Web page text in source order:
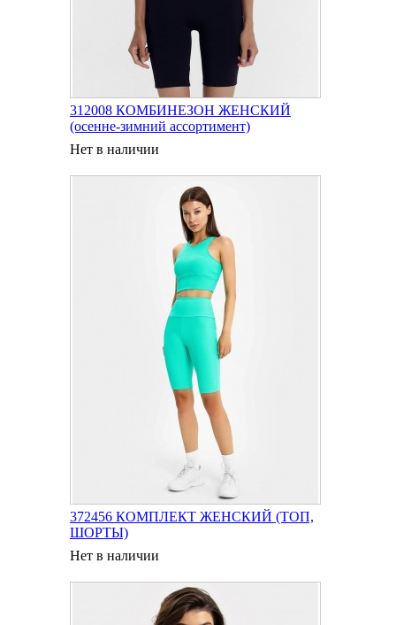
312008 КОМБИНЕЗОН ЖЕНСКИЙ
(осенне-зимний ассортимент)
Нет в наличии
372456 КОМПЛЕКТ ЖЕНСКИЙ (ТОП,
ШОРТЫ)
Нет в наличии